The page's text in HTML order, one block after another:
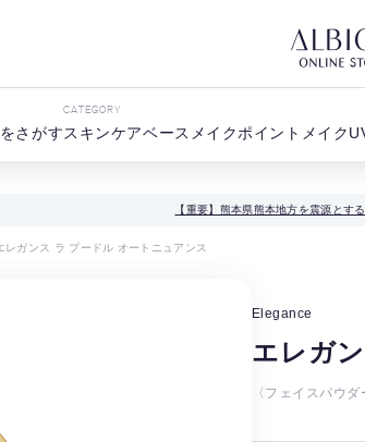
さがす
CATEGORY
スキンケアベースメイクポイントメイク
【重要】熊本県熊本地方を震源とす
レガンス ラ プードル オートニュアンス
Elegance
エレガ
〈フェイスパウダ